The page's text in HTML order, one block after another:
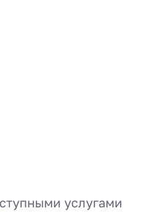
услугами